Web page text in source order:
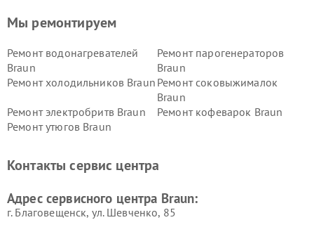
Мы ремонтируем
Ремонт водонагревателей
Braun
Ремонт парогенераторов
Braun
Ремонт холодильников Braun Ремонт соковыжималок
Braun
Ремонт электробритв Braun
Ремонт кофеварок Braun
Ремонт утюгов Braun
Контакты сервис центра
Адрес сервисного центра Braun:
г. Благовещенск, ул. Шевченко, 85